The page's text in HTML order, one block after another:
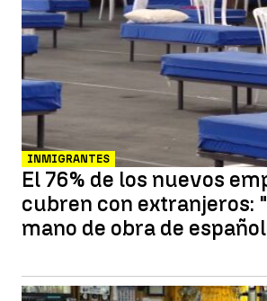
INMIGRANTES
El 76% de los nuevos
cubren con extranjeros:
mano de obra de